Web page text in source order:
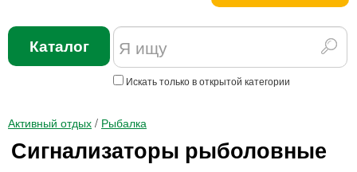
Каталог
Искать только в открытой категории
Активный отдых / Рыбалка
Сигнализаторы рыболовные